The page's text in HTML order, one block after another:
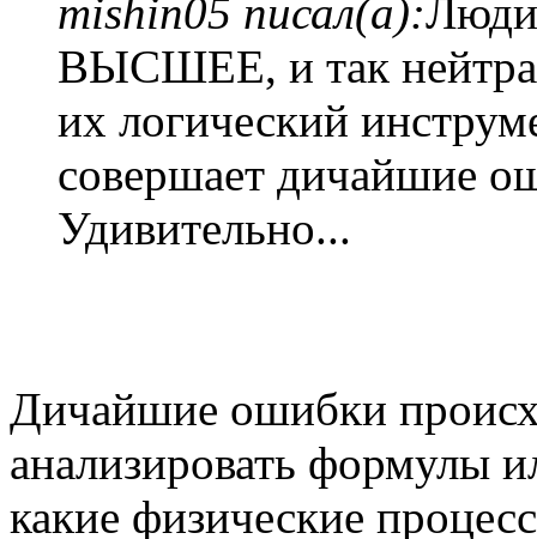
mishin05 писал(а):Люди
ВЫСШЕЕ, и так
их логический
совершает дичайшие
Удивительно...
Дичайшие ошибки
анализировать формулы
какие физические